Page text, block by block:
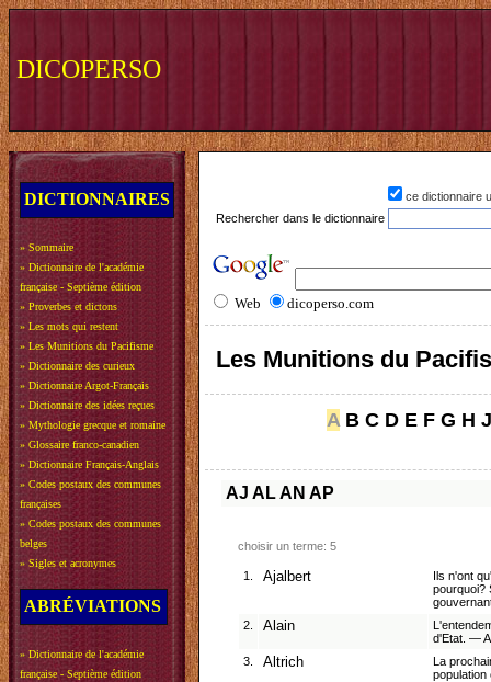
DICOPERSO
DICTIONNAIRES
» Sommaire
» Dictionnaire de l'académie
française - Septième édition
» Proverbes et dictons
» Les mots qui restent
» Les Munitions du Pacifisme
» Dictionnaire des curieux
» Dictionnaire Argot-Français
» Dictionnaire des idées reçues
» Mythologie grecque et romaine
» Glossaire franco-canadien
» Dictionnaire Français-Anglais
» Codes postaux des communes
françaises
» Codes postaux des communes
belges
» Sigles et acronymes
ABRÉVIATIONS
» Dictionnaire de l'académie
française - Septième édition
ce dictionnaire
Rechercher dans le dictionnaire
Web dicoperso.com
Les Munitions du
A B C D E F G H J
AJ ALAN AP
choisir un terme: 5
1. Ajalbert
Ils n'ont
pourquoi?
2.
Alain
d'Etat. —
3.
Altrich
La